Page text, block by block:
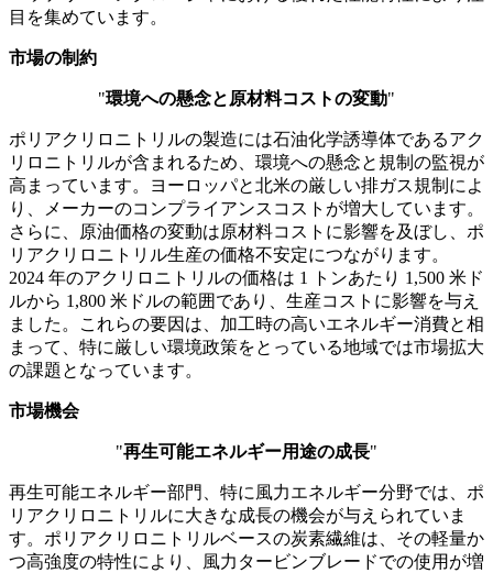
目を集めています。
市場の制約
"環境への懸念と原材料コストの変動"
ポリアクリロニトリルの製造には石油化学誘導体であるアク
リロニトリルが含まれるため、環境への懸念と規制の監視が
高まっています。ヨーロッパと北米の厳しい排ガス規制によ
り、メーカーのコンプライアンスコストが増大しています。
さらに、原油価格の変動は原材料コストに影響を及ぼし、ポ
リアクリロニトリル生産の価格不安定につながります。
2024 年のアクリロニトリルの価格は 1 トンあたり 1,500 米ド
ルから 1,800 米ドルの範囲であり、生産コストに影響を与え
ました。これらの要因は、加工時の高いエネルギー消費と相
まって、特に厳しい環境政策をとっている地域では市場拡大
の課題となっています。
市場機会
"再生可能エネルギー用途の成長"
再生可能エネルギー部門、特に風力エネルギー分野では、ポ
リアクリロニトリルに大きな成長の機会が与えられていま
す。ポリアクリロニトリルベースの炭素繊維は、その軽量か
つ高強度の特性により、風力タービンブレードでの使用が増